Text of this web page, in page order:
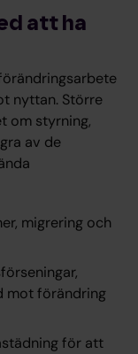
att ha
nyttan. Större
om styrning,
av de
migrering och
mot förändring
för att